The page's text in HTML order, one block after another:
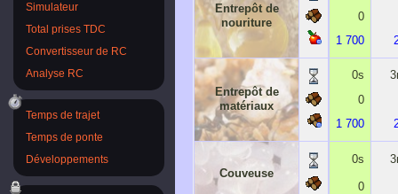
Simulateur
Total prises TDC
Convertisseur de RC
Analyse RC
Temps de trajet
Temps de ponte
Développements
Entrepôt de
nouriture
Entrepôt de
matériaux
Couveuse
0
1 700
0s
0
1 700
0s
0